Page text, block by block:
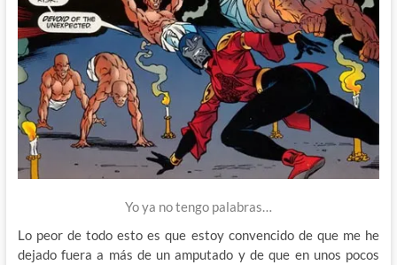
Yo ya no tengo palabras…
Lo peor de todo esto es que estoy convencido de que me he
dejado fuera a más de un amputado y de que en unos pocos